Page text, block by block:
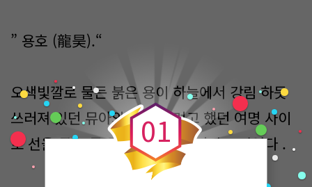
” 용호 (龍昊).“
오색빛깔로 물든 붉은 용이 하늘에서 강림 하듯
쓰러져 있던 뮤아와 목을 딸려고 했던 여명 사이
로 선을 긋는 듯 둘사이를 그어 버리고 있었다 .
0
0
1